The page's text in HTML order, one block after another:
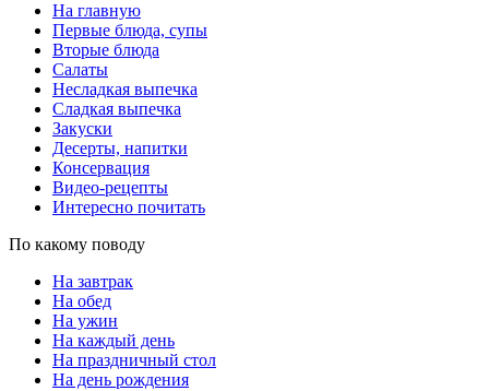
На главную
Первые блюда, супы
Вторые блюда
Салаты
Несладкая выпечка
Сладкая выпечка
Закуски
Десерты, напитки
Консервация
Видео-рецепты
Интересно почитать
По какому поводу
На завтрак
На обед
На ужин
На каждый день
На праздничный стол
На день рождения